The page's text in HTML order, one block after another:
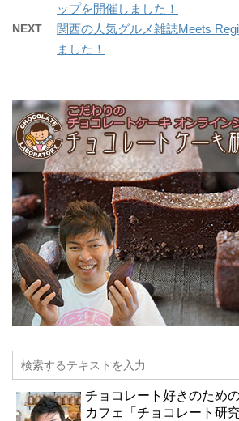
ップを開催しました！
NEXT
関西の人気グルメ雑誌Meets
ました！
チョコレート好きのため
カフェ「チョコレート研